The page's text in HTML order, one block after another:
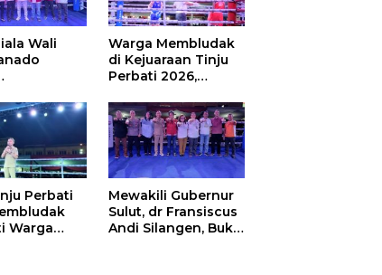
Wali
Juara
Perbati
Warga Membludak
di Kejuaraan Tinju
Perbati 2026,
Piala Wali Kota
Perbati
Warga
Mewakili Gubernur
Sulut, dr Fransiscus
Andi Silangen, Buka